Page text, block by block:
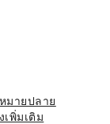
มายปลาย
เพิ่มเติม